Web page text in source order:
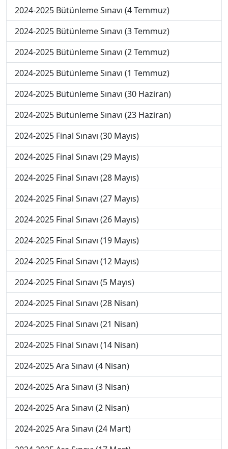
2024-2025 Bütünleme Sınavı (4 Temmuz)
2024-2025 Bütünleme Sınavı (3 Temmuz)
2024-2025 Bütünleme Sınavı (2 Temmuz)
2024-2025 Bütünleme Sınavı (1 Temmuz)
2024-2025 Bütünleme Sınavı (30 Haziran)
2024-2025 Bütünleme Sınavı (23 Haziran)
2024-2025 Final Sınavı (30 Mayıs)
2024-2025 Final Sınavı (29 Mayıs)
2024-2025 Final Sınavı (28 Mayıs)
2024-2025 Final Sınavı (27 Mayıs)
2024-2025 Final Sınavı (26 Mayıs)
2024-2025 Final Sınavı (19 Mayıs)
2024-2025 Final Sınavı (12 Mayıs)
2024-2025 Final Sınavı (5 Mayıs)
2024-2025 Final Sınavı (28 Nisan)
2024-2025 Final Sınavı (21 Nisan)
2024-2025 Final Sınavı (14 Nisan)
2024-2025 Ara Sınavı (4 Nisan)
2024-2025 Ara Sınavı (3 Nisan)
2024-2025 Ara Sınavı (2 Nisan)
2024-2025 Ara Sınavı (24 Mart)